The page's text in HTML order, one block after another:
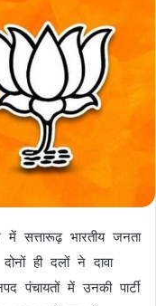
में सत्तारूढ़ भारतीय जनता
ही दलों ने दावा
पंचायतों में उनकी पार्टी